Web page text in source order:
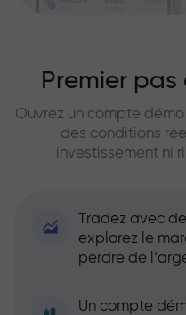
Premier
Ouvrez un compte
des conditions
investissement ni
Tradez avec
explorez le
perdre de
Un compte